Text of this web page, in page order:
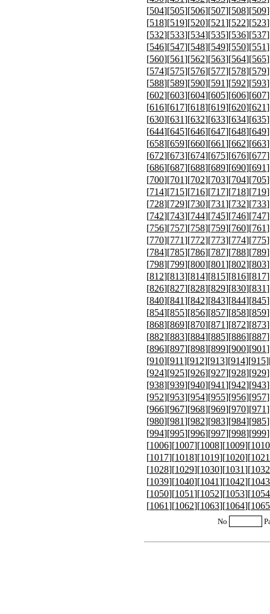
[504][505][506][507][508][509
[518][519][520][521][522][523
[532][533][534][535][536][537
[546][547][548][549][550][551
[560][561][562][563][564][565
[574][575][576][577][578][579
[588][589][590][591][592][593
[602][603][604][605][606][607
[616][617][618][619][620][621
[630][631][632][633][634][635
[644][645][646][647][648][649
[658][659][660][661][662][663
[672][673][674][675][676][677
[686][687][688][689][690][691
[700][701][702][703][704][705
[714][715][716][717][718][719
[728][729][730][731][732][733
[742][743][744][745][746][747
[756][757][758][759][760][761
[770][771][772][773][774][775
[784][785][786][787][788][789
[798][799][800][801][802][803
[812][813][814][815][816][817
[826][827][828][829][830][831
[840][841][842][843][844][845
[854][855][856][857][858][859
[868][869][870][871][872][873
[882][883][884][885][886][887
[896][897][898][899][900][901
[910][911][912][913][914][915
[924][925][926][927][928][929
[938][939][940][941][942][943
[952][953][954][955][956][957
[966][967][968][969][970][971
[980][981][982][983][984][985
[994][995][996][997][998][999
[1006][1007][1008][1009][1010
[1017][1018][1019][1020][1021
[1028][1029][1030][1031][1032
[1039][1040][1041][1042][1043
[1050][1051][1052][1053][1054
[1061][1062][1063][1064][1065
No